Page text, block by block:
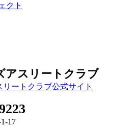
アスリートクラブ
17